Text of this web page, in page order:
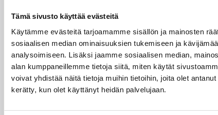
Tämä sivusto käyttää evästeitä
Käytämme evästeitä tarjoamamme sisällön ja mainosten
sosiaalisen median ominaisuuksien tukemiseen ja
analysoimiseen. Lisäksi jaamme sosiaalisen median,
alan kumppaneillemme tietoja siitä, miten käytät
voivat yhdistää näitä tietoja muihin tietoihin, joita olet
kerätty, kun olet käyttänyt heidän palvelujaan.
Päivitetty02.01.2014
Henkilöt
Daniel Jansson
Jari Nykänen